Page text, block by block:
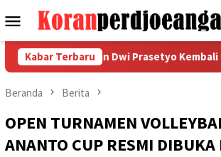
ke
Menu
Mobile
Kabar Terbaru
Kurniawan Dwi Prasetyo Kembali Diusung
Beranda Berita
OPEN TURNAMEN
ANANTO CUP RESMI